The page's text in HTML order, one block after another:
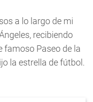
a lo largo de mi
recibiendo
famoso Paseo de la
la estrella de fútbol.